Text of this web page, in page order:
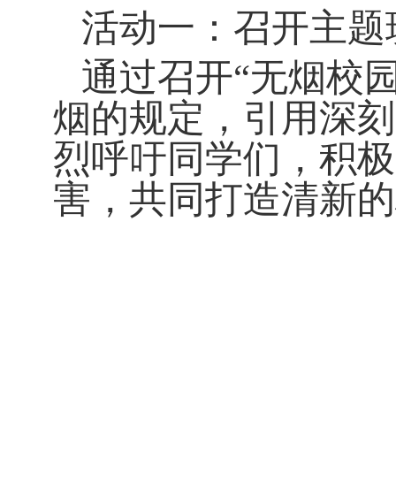
活动一：召开主题
通过召开“无烟校
烟的规定，引用深
烈呼吁同学们，积
害，共同打造清新